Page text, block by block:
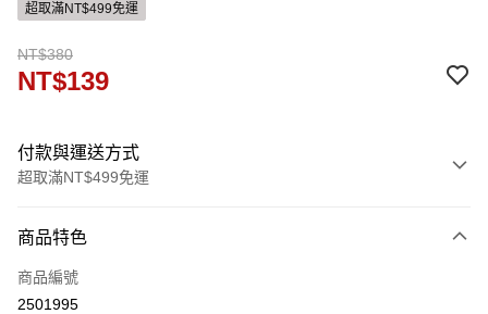
超取滿NT$499免運
NT$380
NT$139
付款與運送方式
超取滿NT$499免運
信用卡一次付款
ATM付款
商品特色
商品編號
2501995